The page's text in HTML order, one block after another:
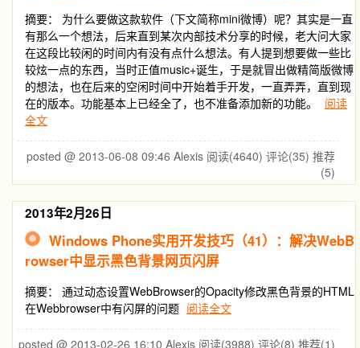
摘要： 为什么要做这款软件（下文简称mini微博）呢？其实是一直
有那么一个想法，后来直到某次内部技术分享的时候，老大问大家
在这段比较闲的时间内有没有点什么想法。有人提到想要做一些比
较炫一点的东西，当时正值music+诞生，于是就冒出做精简版微博
的想法，也在后来的空闲时间中开始着手开发，一直弄弄，直到现
在的版本。功能基本上已经全了，也不准备添加新的功能。
阅读
全文
posted @ 2013-06-08 09:46 Alexis 阅读(4640) 评论(35) 推荐
(5)
2013年2月26日
Windows Phone实用开发技巧（41）：解决WebB
rowser中显示黑色背景网页闪屏
摘要： 通过动态设置WebBrowser的Opacity修改黑色背景的HTML
在Webbrowser中有闪屏的问题 阅读全文
posted @ 2013-02-26 16:10 Alexis 阅读(3988) 评论(8) 推荐(1)